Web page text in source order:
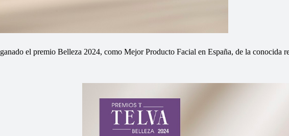
el premio Belleza 2024, como Mejor Producto Facial en España, de la